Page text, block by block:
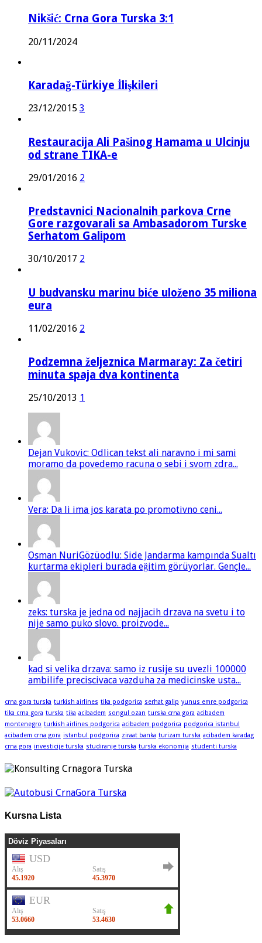
Nikšić: Crna Gora Turska 3:1
20/11/2024
Karadağ-Türkiye İlişkileri
23/12/2015 3
Restauracija Ali Pašinog Hamama u Ulcinju
od strane TIKA-e
29/01/2016 2
Predstavnici Nacionalnih parkova Crne
Gore razgovarali sa Ambasadorom Turske
Serhatom Galipom
30/10/2017 2
U budvansku marinu biće uloženo 35 miliona
eura
11/02/2016 2
Podzemna željeznica Marmaray: Za četiri
minuta spaja dva kontinenta
25/10/2013 1
Dejan Vukovic: Odlican tekst ali naravno i mi sami
moramo da povedemo racuna o sebi i svom zdra...
Vera: Da li ima jos karata po promotivno ceni...
Osman NuriGözüodlu: Side Jandarma kampında Sualtı
kurtarma ekipleri burada eğitim görüyorlar. Gençle...
zeks: turska je jedna od najjacih drzava na svetu i to
nije samo puko slovo. proizvode...
kad si velika drzava: samo iz rusije su uvezli 100000
ambilife preciscivaca vazduha za medicinske usta...
crna gora turska turkish airlines tika podgorica serhat galip yunus emre podgorica
tika crna gora turska tika acibadem songul ozan turska crna gora acibadem
montenegro turkish airlines podgorica acibadem podgorica podgorica istanbul
acibadem crna gora istanbul podgorica ziraat banka turizam turska acibadem karadag
crna gora investicije turska studiranje turska turska ekonomija studenti turska
Kursna Lista